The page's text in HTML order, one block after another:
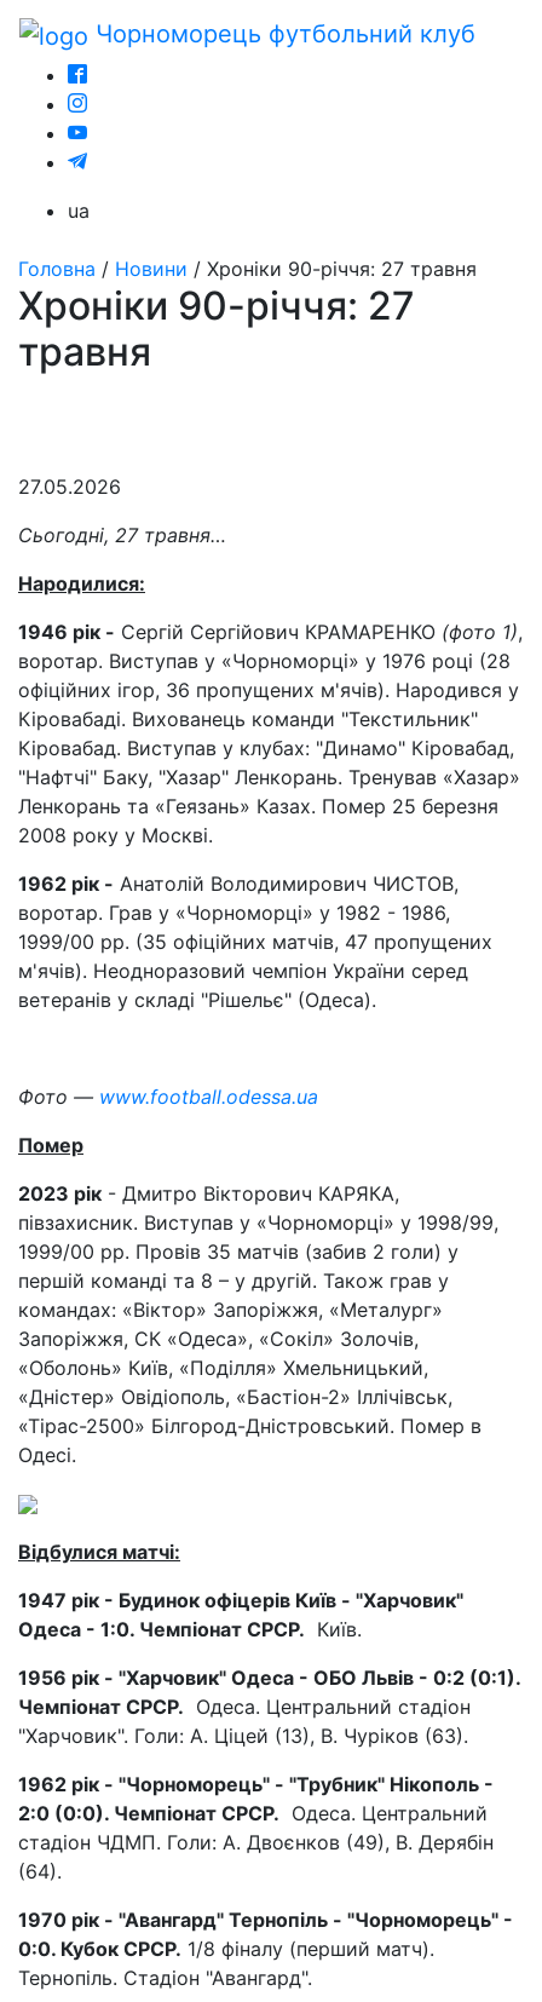
Чорноморець футбольний клуб
ua
Головна / Новини / Хроніки 90-річчя: 27 травня
Хроніки 90-річчя: 27
травня
27.05.2026
Сьогодні, 27 травня…
Народилися:
1946 рік - Сергій Сергійович КРАМАРЕНКО (фото 1),
воротар. Виступав у «Чорноморці» у 1976 році (28
офіційних ігор, 36 пропущених м'ячів). Народився у
Кіровабаді. Вихованець команди "Текстильник"
Кіровабад. Виступав у клубах: "Динамо" Кіровабад,
"Нафтчі" Баку, "Хазар" Ленкорань. Тренував «Хазар»
Ленкорань та «Геязань» Казах. Помер 25 березня
2008 року у Москві.
1962 рік - Анатолій Володимирович ЧИСТОВ,
воротар. Грав у «Чорноморці» у 1982 - 1986,
1999/00 рр. (35 офіційних матчів, 47 пропущених
м'ячів). Неодноразовий чемпіон України серед
ветеранів у складі "Рішельє" (Одеса).
Фото — www.football.odessa.ua
Помер
2023 рік - Дмитро Вікторович КАРЯКА,
півзахисник. Виступав у «Чорноморці» у 1998/99,
1999/00 pp. Провів 35 матчів (забив 2 голи) у
першій команді та 8 – у другій. Також грав у
командах: «Віктор» Запоріжжя, «Металург»
Запоріжжя, СК «Одеса», «Сокіл» Золочів,
«Оболонь» Київ, «Поділля» Хмельницький,
«Дністер» Овідіополь, «Бастіон-2» Іллічівськ,
«Тірас-2500» Білгород-Дністровський. Помер в
Одесі.
Відбулися матчі:
1947 рік - Будинок офіцерів Київ - "Харчовик"
Одеса - 1:0. Чемпіонат СРСР. Київ.
1956 рік - "Харчовик" Одеса - ОБО Львів - 0:2 (0:1).
Чемпіонат СРСР. Одеса. Центральний стадіон
"Харчовик". Голи: А. Ціцей (13), В. Чуріков (63).
1962 рік - "Чорноморець" - "Трубник" Нікополь -
2:0 (0:0). Чемпіонат СРСР. Одеса. Центральний
стадіон ЧДМП. Голи: А. Двоєнков (49), В. Дерябін
(64).
1970 рік - "Авангард" Тернопіль - "Чорноморець" -
0:0. Кубок СРСР. 1/8 фіналу (перший матч).
Тернопіль. Стадіон "Авангард".